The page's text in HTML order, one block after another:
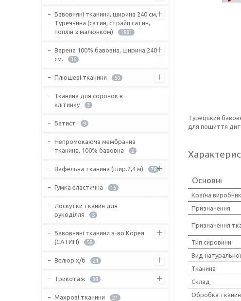
Турецький
для пошиття
Основні
Країна виробник
Призначення
Призначення
Тип сировини
Вид
Тканина
Склад
Обробка
Бавовняні тканини, ширина 240 см,
Туреччина (сатин, страйп сатин,
поплін з малюнком)
1881
Варена 100% бавовна, ширина 240
см.
36
Плюшеві тканини 60
Тканина для сорочок в
клітинку
3
Батист 9
Непромокаюча мембранна
тканина, 100% бавовна
2
Вафельна тканина (шир.2,4 м) 78
Гумка еластична 15
Лоскутки тканин для
рукоділля
5
Бавовняні тканини в-во Корея
(САТИН)
58
Велюр х/б 21
Трикотаж 38
Махрові тканини 21